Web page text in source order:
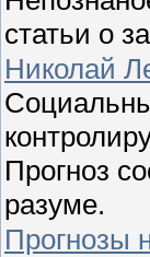
статьи о
Николай
Прогноз
разуме.
Прогнозы